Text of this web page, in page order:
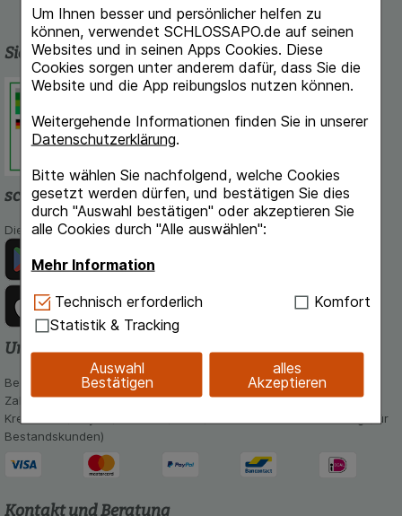
Um Ihnen besser und persönlicher helfen zu
können, verwendet SCHLOSSAPO.de auf seinen
Websites und in seinen Apps Cookies. Diese
Cookies sorgen unter anderem dafür, dass Sie die
Website und die App reibungslos nutzen können.
Weitergehende Informationen finden Sie in unserer
Datenschutzerklärung.
Bitte wählen Sie nachfolgend, welche Cookies
gesetzt werden dürfen, und bestätigen Sie dies
durch "Auswahl bestätigen" oder akzeptieren Sie
alle Cookies durch "Alle auswählen":
Mehr Information
Technisch Notwendig:Hierbei handelt es sich um
Cookies, die für die Grundfunktionen unserer
Website notwendig sind (z.B. Navigation,
Warenkorb, Kundenkonto), weshalb auf diese nicht
verzichtet werden kann.
Einkaufserlebnis noch ansprechender zu gestalten,
beispielsweise für die Wiedererkennung des
Besuchers oder unsere Seite an bevorzugte
Verhaltensweisen (z.B. Spracheinstellung)
anzupassen. Komfort-Cookies ermöglichen es uns
Technisch erforderlich
Komfort
Statistik & Tracking
Auswahl
Bestätigen
alles
Akzeptieren
Sicherheit und Qualität
Schlossapo.de ist registriert beim
Dokumentation und Information.
schlossapo.de-App
Die App von schlossapo.de jetzt mit E-Rezept-Scanner
Unsere Zahlungsarten
Bequem und sicher - Wählen Sie aus unseren verschiedenen
Zahlungsmöglichkeiten:
Kreditkarte, PayPal,Vorkasse, iDeal, Bancontact und Rechnung (für
Bestandskunden)
Kontakt und Beratung